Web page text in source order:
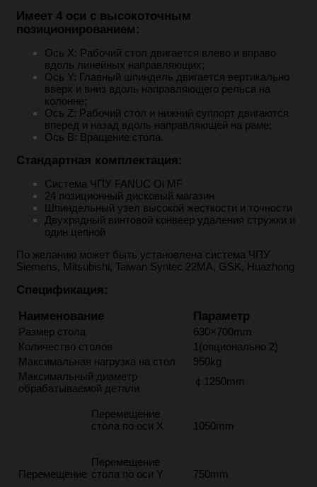
Имеет 4 оси с высокоточным
позиционированием:
Ось X: Рабочий стол двигается влево и вправо
вдоль линейных направляющих;
Ось Y: Главный шпиндель двигается вертикально
вверх и вниз вдоль направляющего рельса на
колонне;
Ось Z: Рабочий стол и нижний суппорт двигаются
вперед и назад вдоль направляющей на раме;
Ось B: Вращение стола.
Стандартная комплектация:
Система ЧПУ FANUC Oi MF
24 позиционный дисковый магазин
Шпиндельный узел высокой жесткости и точности
Двухрядный винтовой конвеер удаления стружки и
один цепной
По желанию может быть установлена ​​система ЧПУ
Siemens, Mitsubishi, Taiwan Syntec 22MA, GSK, Huazhong
Спецификация:
Наименование Параметр
Размер стола
630×700mm
Количество столов
1(опционально 2)
Максимальная нагрузка на стол
950kg
Максимальный диаметр
обрабатываемой детали
￠1250mm
Перемещение
Перемещение
стола по оси X
1050mm
Перемещение
стола по оси Y
750mm